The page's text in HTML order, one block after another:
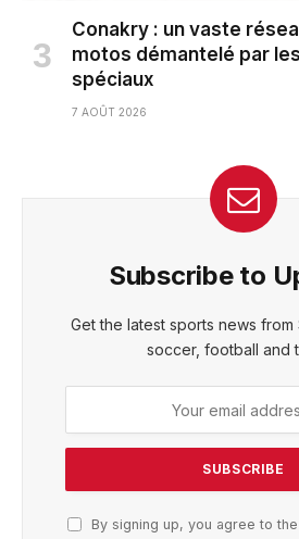
Conakry : un vaste
motos démantelé par
spéciaux
7 AOÛT 2026
Subscribe to
Get the latest sports news
soccer, football and
By signing up, you agree to